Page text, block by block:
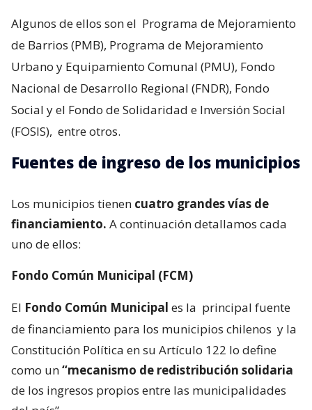
Algunos de ellos son el Programa de Mejoramiento
de Barrios (PMB), Programa de Mejoramiento
Urbano y Equipamiento Comunal (PMU), Fondo
Nacional de Desarrollo Regional (FNDR), Fondo
Social y el Fondo de Solidaridad e Inversión Social
(FOSIS), entre otros.
Fuentes de ingreso de los municipios
Los municipios tienen cuatro grandes vías de
financiamiento. A continuación detallamos cada
uno de ellos:
Fondo Común Municipal (FCM)
El Fondo Común Municipal es la principal fuente
de financiamiento para los municipios chilenos y la
Constitución Política en su Artículo 122 lo define
como un“mecanismo de redistribución solidaria
de los ingresos propios entre las municipalidades